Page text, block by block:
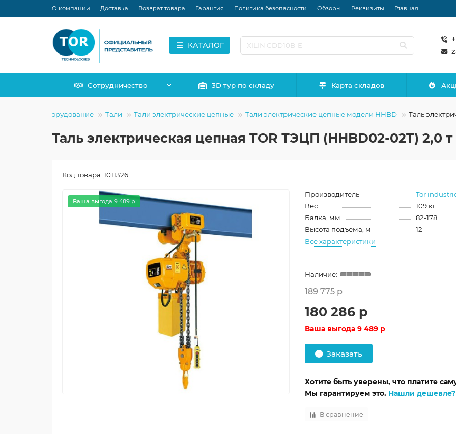
О компании Доставка Возврат товара Гарантия Политика безопасности Обзоры Реквизиты Главная
КАТАЛОГ
Сотрудничество 3D тур по складу Карта складов
оборудование Тали Тали электрические цепные Тали электрические цепные модели HHBD Таль
Таль электрическая цепная TOR ТЭЦП (HHBD02-02T) 2,0 т
Код товара: 1011326
Ваша выгода 9 489 р
Производитель
Tor
Вес
109 кг
Балка, мм
82-178
Высота подъема, м
12
Все характеристики
189 775 р
180 286 р
Ваша выгода 9 489 р
Заказать
Хотите быть уверены, что платите
Мы гарантируем это. Нашли дешевле?
В сравнение